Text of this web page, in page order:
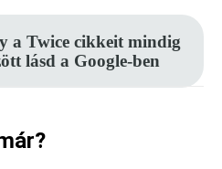
a Twice cikkeit mindig
lásd a Google-ben